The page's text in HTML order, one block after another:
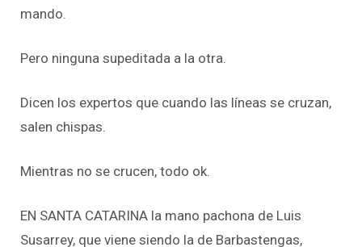
mando.
Pero ninguna supeditada a la otra.
Dicen los expertos que cuando las líneas se cruzan,
salen chispas.
Mientras no se crucen, todo ok.
EN SANTA CATARINA la mano pachona de Luis
Susarrey, que viene siendo la de Barbastengas,